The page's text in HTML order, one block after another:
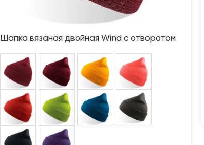
Шапка вязаная двойная Wind с отворотом